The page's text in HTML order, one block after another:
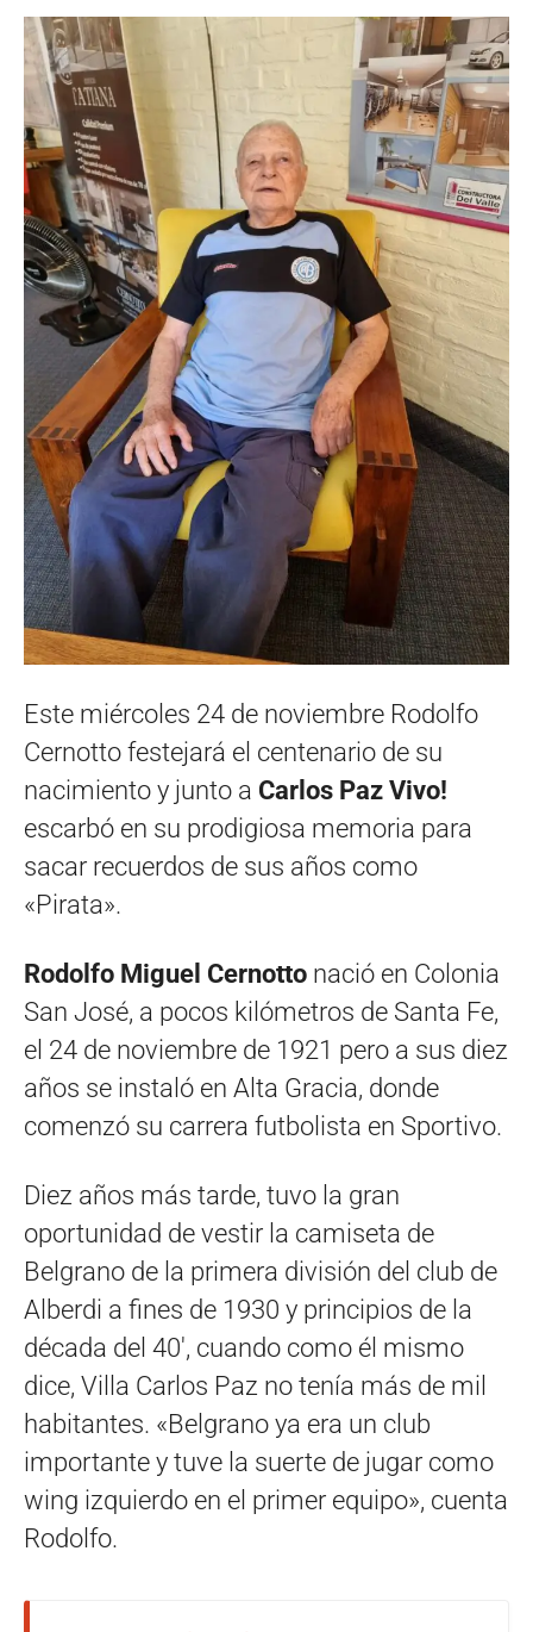
Este miércoles 24 de noviembre Rodolfo
Cernotto festejará el centenario de su
nacimiento y junto a Carlos Paz Vivo!
escarbó en su prodigiosa memoria para
sacar recuerdos de sus años como
«Pirata».
Rodolfo Miguel Cernotto nació en Colonia
San José, a pocos kilómetros de Santa Fe,
el 24 de noviembre de 1921 pero a sus diez
años se instaló en Alta Gracia, donde
comenzó su carrera futbolista en Sportivo.
Diez años más tarde, tuvo la gran
oportunidad de vestir la camiseta de
Belgrano de la primera división del club de
Alberdi a fines de 1930 y principios de la
década del 40′, cuando como él mismo
dice, Villa Carlos Paz no tenía más de mil
habitantes. «Belgrano ya era un club
importante y tuve la suerte de jugar como
wing izquierdo en el primer equipo», cuenta
Rodolfo.